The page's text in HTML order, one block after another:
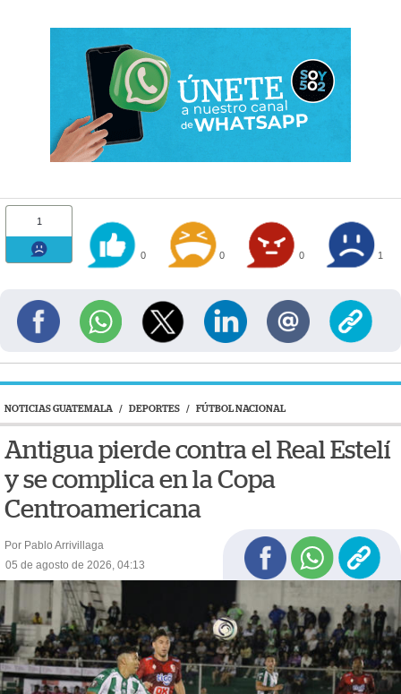
1
0 0 0 1
NOTICIAS GUATEMALA / DEPORTES / FÚTBOL NACIONAL
Antigua pierde contra el Real Estelí
y se complica en la Copa
Centroamericana
Por Pablo Arrivillaga
05 de agosto de 2026, 04:13